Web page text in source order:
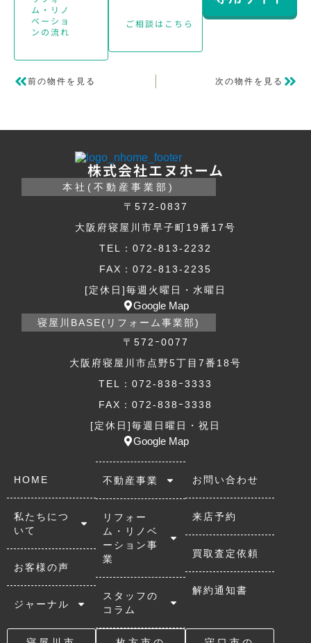
ム・リノ
ベーショ
ンの流れ
ご相談はこちら
前の物件を見る 次の物件を見る
株式会社エヌホーム
本社(不動産事業部)
〒572-0837
大阪府寝屋川市早子町19番17号
TEL：072-813-2232
FAX：072-813-2235
[定休日]毎週火曜日・水曜日
Google Map
寝屋川BASE(リフォーム事業部)
〒572ｰ0077
大阪府寝屋川市点野5丁目7番18号
TEL：072-838ｰ3333
FAX：072-838ｰ3338
[定休日]毎週日曜日・祝日
Google Map
HOME
私たちにつ
いて
お客様の声
ジャーナル
不動産事業
リフォー
ム・リノベ
ーション事
業
スタッフの
コラム
お問い合わせ
来店予約
買取査定依頼
解約通知書